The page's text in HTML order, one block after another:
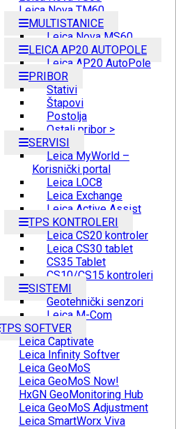
Leica Nova TM60
MULTISTANICE
Leica Nova MS60
LEICA AP20 AUTOPOLE
Leica AP20 AutoPole
PRIBOR
Stativi
Štapovi
Postolja
Ostali pribor >
SERVISI
Leica MyWorld –
Korisnički portal
Leica LOC8
Leica Exchange
Leica Active Assist
TPS KONTROLERI
Leica CS20 kontroler
Leica CS30 tablet
CS35 Tablet
CS10/CS15 kontroleri
SISTEMI
Geotehnički senzori
Leica M-Com
TPS SOFTVER
Leica Captivate
Leica Infinity Softver
Leica GeoMoS
Leica GeoMoS Now!
HxGN GeoMonitoring Hub
Leica GeoMoS Adjustment
Leica SmartWorx Viva